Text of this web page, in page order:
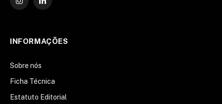
Instagram
O
INFORMAÇÕES
Sobre nós
Ficha Técnica
Estatuto Editorial